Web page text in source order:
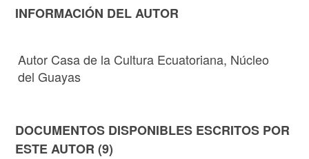
INFORMACIÓN DEL AUTOR
Autor Casa de la Cultura Ecuatoriana, Núcleo
del Guayas
DOCUMENTOS DISPONIBLES ESCRITOS POR
ESTE AUTOR (9)